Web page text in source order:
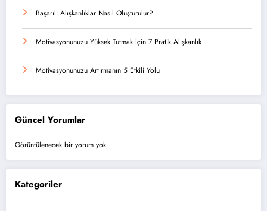
Başarılı Alışkanlıklar Nasıl Oluşturulur?
Motivasyonunuzu Yüksek Tutmak İçin 7 Pratik Alışkanlık
Motivasyonunuzu Artırmanın 5 Etkili Yolu
Güncel Yorumlar
Görüntülenecek bir yorum yok.
Kategoriler